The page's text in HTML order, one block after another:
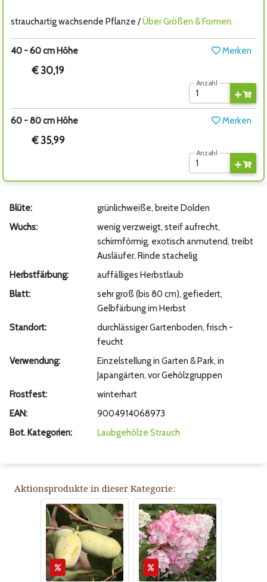
strauchartig wachsende Pflanze /Über Größen & Formen.
40 - 60 cm Höhe Merken
€ 30,19
Anzahl
60 - 80 cm Höhe Merken
€ 35,99
Anzahl
Blüte:
grünlichweiße, breite Dolden
Wuchs:
wenig verzweigt, steif aufrecht,
schirmförmig, exotisch anmutend, treibt
Ausläufer, Rinde stachelig
Herbstfärbung:
auffälliges Herbstlaub
Blatt:
sehr groß (bis 80 cm), gefiedert,
Gelbfärbung im Herbst
Standort:
durchlässiger Gartenboden, frisch -
feucht
Verwendung:
Einzelstellung in Garten & Park, in
Japangärten, vor Gehölzgruppen
Frostfest:
winterhart
EAN:
9004914068973
Bot. Kategorien:
Laubgehölze Strauch
Aktionsprodukte in dieser Kategorie: